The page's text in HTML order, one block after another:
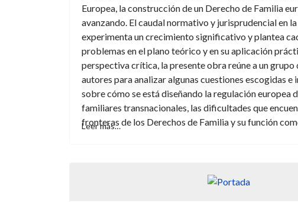
Europea, la construcción de un Derecho de Familia
avanzando. El caudal normativo y jurisprudencial en
experimenta un crecimiento significativo y plantea
problemas en el plano teórico y en su aplicación
perspectiva crítica, la presente obra reúne a un grupo
autores para analizar algunas cuestiones escogidas e
sobre cómo se está diseñando la regulación europea
familiares transnacionales, las dificultades que
fronteras de los Derechos de Familia y su función
Leer más…